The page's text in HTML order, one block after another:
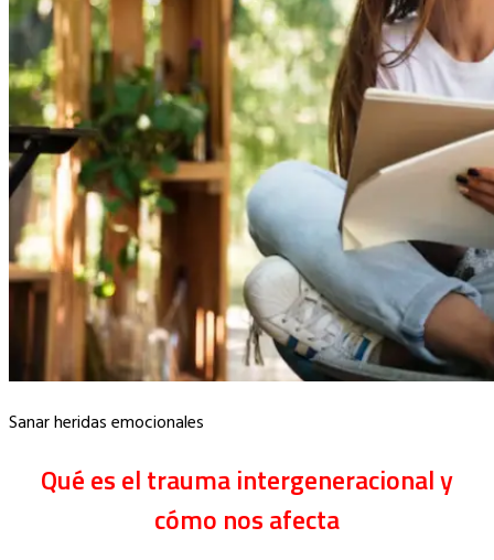
Sanar heridas emocionales
Qué es el trauma intergeneracional y
cómo nos afecta